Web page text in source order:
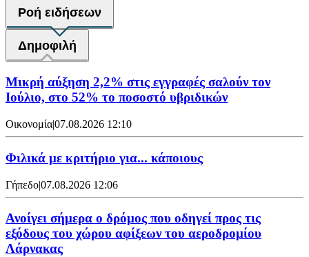
Ροή ειδήσεων
Δημοφιλή
Μικρή αύξηση 2,2% στις εγγραφές σαλούν τον
Ιούλιο, στο 52% το ποσοστό υβριδικών
Οικονομία|07.08.2026 12:10
Φιλικά με κριτήριο για... κάποιους
Γήπεδο|07.08.2026 12:06
Ανοίγει σήμερα ο δρόμος που οδηγεί προς τις
εξόδους του χώρου αφίξεων του αεροδρομίου
Λάρνακας